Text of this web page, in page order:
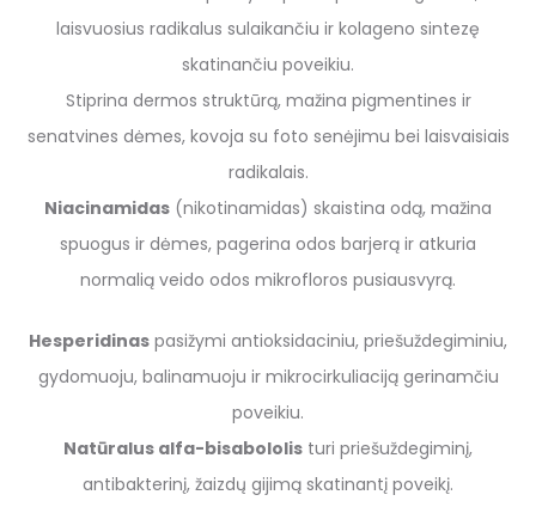
laisvuosius radikalus sulaikančiu ir kolageno sintezę
skatinančiu poveikiu.
Stiprina dermos struktūrą,mažina pigmentines ir
senatvines dėmes, kovoja su foto senėjimu bei laisvaisiais
radikalais.
Niacinamidas (nikotinamidas) skaistina odą, mažina
spuogus ir dėmes, pagerina odos barjerą ir atkuria
normalią veido odos mikrofloros pusiausvyrą.
Hesperidinas pasižymi antioksidaciniu, priešuždegiminiu,
gydomuoju, balinamuoju ir mikrocirkuliacijągerinamčiu
poveikiu.
Natūralus alfa-bisabololis turi priešuždegiminį,
antibakterinį, žaizdų gijimą skatinantį poveikį.